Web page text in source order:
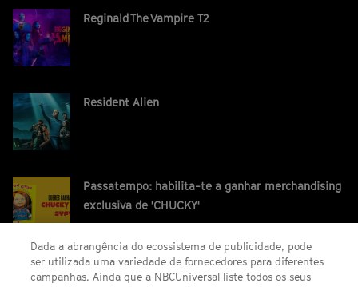
Reginald The Vampire T2
Resident Alien
Passatempo: habilita-te a ganhar merchandising
exclusiva de 'CHUCKY'
Dada a abrangência do ecossistema de publicidade, pode
ser utilizada uma variedade de fornecedores para diferentes
campanhas. Ainda que a NBCUniversal liste todos os seus